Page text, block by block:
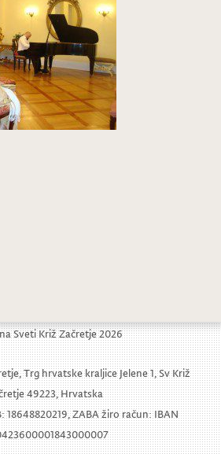
Sveti Križ Začretje 2026
Trg hrvatske kraljice Jelene 1, Sv Križ
49223, Hrvatska
18648820219, ZABA žiro račun: IBAN